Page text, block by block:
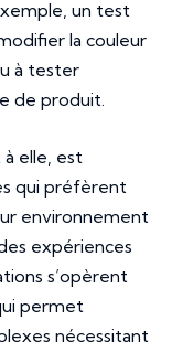
un test
la couleur
à tester
de produit.
elle, est
qui préfèrent
environnement
expériences
s’opèrent
permet
nécessitant